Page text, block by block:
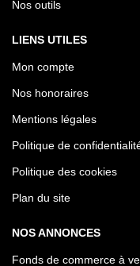
Nos outils
LIENS UTILES
Mon compte
Nos honoraires
Mentions légales
Politique de
Politique des cookies
Plan du site
NOS ANNONCES
Fonds de commerce à